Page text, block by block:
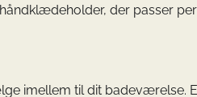
der passer
imellem til dit badeværelse.